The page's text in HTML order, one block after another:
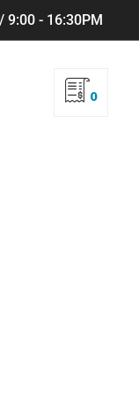
9:00 - 16:30PM
0